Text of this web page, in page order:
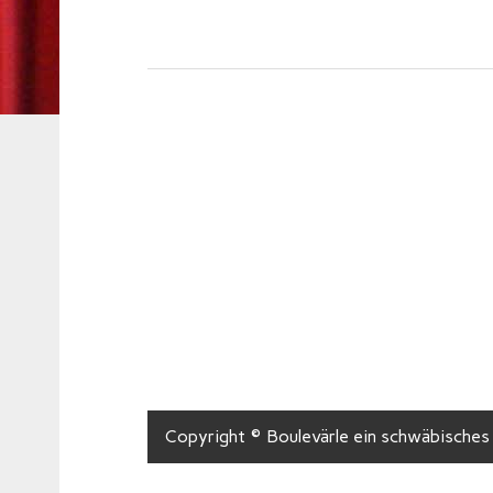
Copyright © Boulevärle ein